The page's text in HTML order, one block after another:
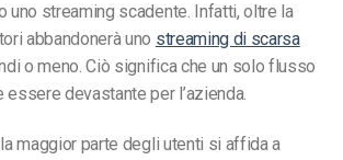
uno streaming scadente. Infatti,oltre la
abbandonerà uno streaming di scarsa
o meno. Ciò significa che un solo flusso
devastante per l’azienda.
la maggior parte degli utenti si affida a